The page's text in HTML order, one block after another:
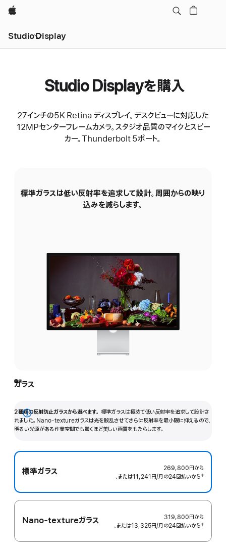
Apple
Studio Display
Studio Displayを購入
27インチの5K Retina ディスプレイ。デスクビューに対応した
12MPセンターフレームカメラ。スタジオ品質のマイクとスピー
カー。Thunderbolt 5ポート。
標準ガラスは低い反射率を追求して設計。周囲からの映り
込みを減らします。
ガラス
2種類の反射防止ガラスから選べます。 標準ガラスは極めて低い反射率を追求して設計さ
れました。Nano-textureガラスは光を散乱させてさらに反射率を最小限に抑えるので、
明るい光源がある作業空間でも驚くほど美しい画質をもたらします。
詳
細
表
示
標準ガラス 269,800円から
、または11,241円/月 月
の24回払いから 脚注
‡
Nano-textureガラス 319,800円から
、または13,325円/月 月
の24回払いから 脚注
‡